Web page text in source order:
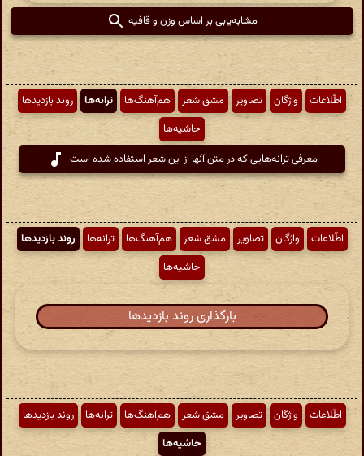
مشابه‌یابی بر اساس وزن و قافیه
اطّلاعات واژگان تصاویر مشق شعر هم‌آهنگ‌ها ترانه‌ها
روند بازدیدها
حاشیه‌ها
معرفی ترانه‌هایی که در متن آنها از این شعر استفاده شده است
اطّلاعات واژگان تصاویر مشق شعر هم‌آهنگ‌ها ترانه‌ها
روند بازدیدها
حاشیه‌ها
بارگذاری روند بازدیدها
اطّلاعات واژگان تصاویر مشق شعر هم‌آهنگ‌ها ترانه‌ها
روند بازدیدها
حاشیه‌ها